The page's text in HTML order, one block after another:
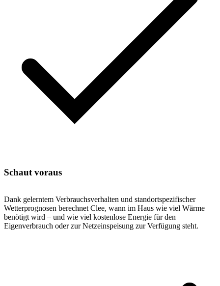
Schaut voraus
Dank gelerntem Verbrauchsverhalten und standortspezifischer
Wetterprognosen berechnet Clee, wann im Haus wie viel Wärme
benötigt wird – und wie viel kostenlose Energie für den
Eigenverbrauch oder zur Netzeinspeisung zur Verfügung steht.